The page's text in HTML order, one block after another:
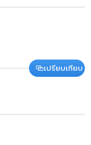
เปรียบเทียบ